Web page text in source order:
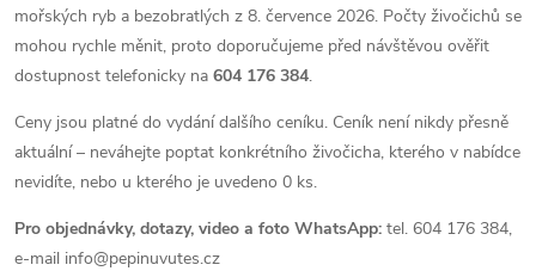
mořských ryb a bezobratlých z 8. července 2026. Počty živočichů se
mohou rychle měnit, proto doporučujeme před návštěvou ověřit
dostupnost telefonicky na 604 176 384.
Ceny jsou platné do vydání dalšího ceníku. Ceník není nikdy přesně
aktuální – neváhejte poptat konkrétního živočicha, kterého v nabídce
nevidíte, nebo u kterého je uvedeno 0 ks.
Pro objednávky, dotazy, video a foto WhatsApp: tel. 604 176 384,
e-mail info@pepinuvutes.cz